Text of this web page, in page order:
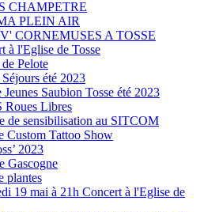
CHAMPETRE
PLEIN AIR
CORNEMUSES A TOSSE
à l'Eglise de Tosse
Pelote
Séjours été 2023
Jeunes Saubion Tosse été 2023
Roues Libres
de sensibilisation au SITCOM
Custom Tattoo Show
2023
Gascogne
plantes
19 mai à 21h Concert à l'Eglise de